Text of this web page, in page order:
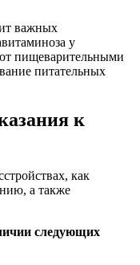
важных
у
пищеварительными
питательных
к
как
а также
следующих